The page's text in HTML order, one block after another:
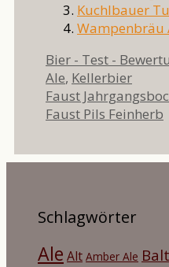
Kuchlbauer
Wampenbräu
Kategorien
Bier - Test -
Ale, Kellerbier
Faust
Faust Pils Feinherb
Schlagwörter
Ale Alt Amber Ale